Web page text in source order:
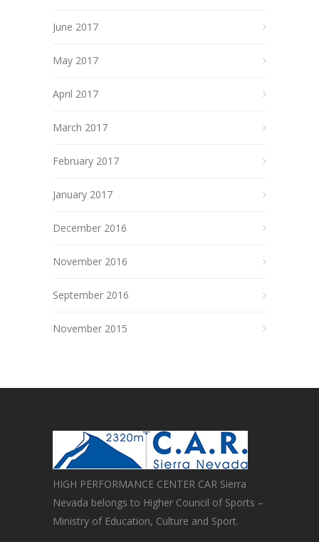
June 2017
May 2017
April 2017
March 2017
February 2017
January 2017
December 2016
November 2016
September 2016
November 2015
HIGH PERFORMANCE CENTER CAR Sierra
Nevada belongs to Higher Council of Sports –
Ministry of Education, Culture and Sport.